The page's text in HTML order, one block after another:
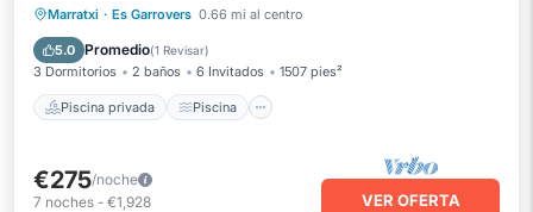
Marratxi · Es Garrovers 0.66 mi al centro
5.0 Promedio(1 Revisar)
3 Dormitorios 2 baños 6 Invitados 1507 pies²
Piscina privada Piscina
Piscina privada
Piscina
Balcón/Terraza
€275/noche
7 noches - €1,928 VER OFERTA